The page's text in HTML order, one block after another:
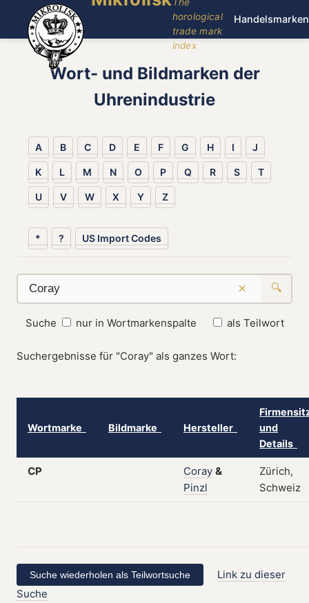
horological
trade mark
index
Handelsmarken
Wort- und Bildmarken der
Uhrenindustrie
A B C D E F G H I J
K L M N O P Q R S T
U V W X Y Z
* ? US Import Codes
× 🔍
Suche nur in Wortmarkenspalte als Teilwort
Suchergebnisse für "Coray" als ganzes Wort:
Wortmarke Bildmarke Hersteller
und
Details
CP Coray &
Pinzl
Zürich,
Schweiz
Link zu dieser
Suche